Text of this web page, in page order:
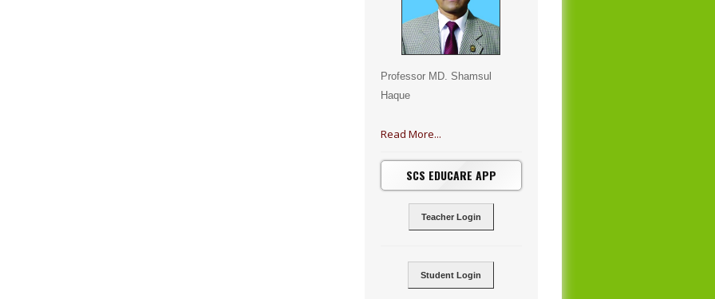
Professor MD. Shamsul
Haque
Read More...
SCS EDUCARE APP
Teacher Login
Student Login